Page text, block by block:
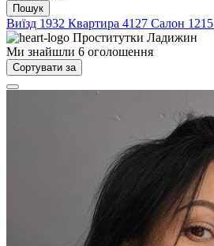
Пошук
Виїзд 1932 Квартира 4127 Салон 1215
Проститутки Ладижин
Ми знайшли 6 оголошення
Сортувати за